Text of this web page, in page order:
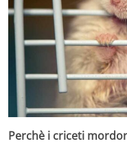
Perchè i criceti